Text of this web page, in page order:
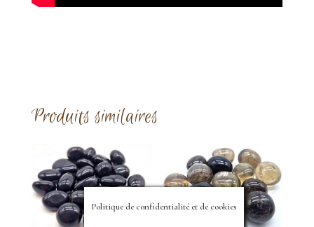
Produits similaires
Politique de confidentialité et de cookies